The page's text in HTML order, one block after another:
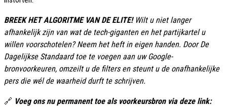
BREEK HET ALGORITME VAN DE ELITE! Wilt u niet langer
afhankelijk zijn van wat de tech-giganten en het partijkartel u
willen voorschotelen? Neem het heft in eigen handen. Door De
Dagelijkse Standaard toe te voegen aan uw Google-
bronvoorkeuren, omzeilt u de filters en steunt u de onafhankelijke
pers die wél de waarheid durft te schrijven.
🔗 Voeg ons nu permanent toe als voorkeursbron via deze link: